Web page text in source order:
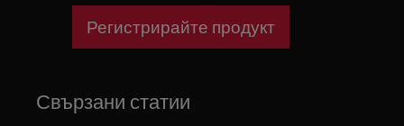
Регистрирайте продукт
Свързани статии